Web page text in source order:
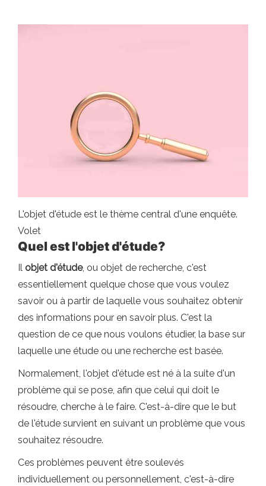
L'objet d'étude est le thème central d'une enquête.
Volet
Quel est l'objet d'étude?
Il objet d'étude, ou objet de recherche, c'est
essentiellement quelque chose que vous voulez
savoir ou à partir de laquelle vous souhaitez obtenir
des informations pour en savoir plus. C'est la
question de ce que nous voulons étudier, la base sur
laquelle une étude ou une recherche est basée.
Normalement, l'objet d'étude est né à la suite d'un
problème qui se pose, afin que celui qui doit le
résoudre, cherche à le faire. C'est-à-dire que le but
de l'étude survient en suivant un problème que vous
souhaitez résoudre.
Ces problèmes peuvent être soulevés
individuellement ou personnellement, c'est-à-dire